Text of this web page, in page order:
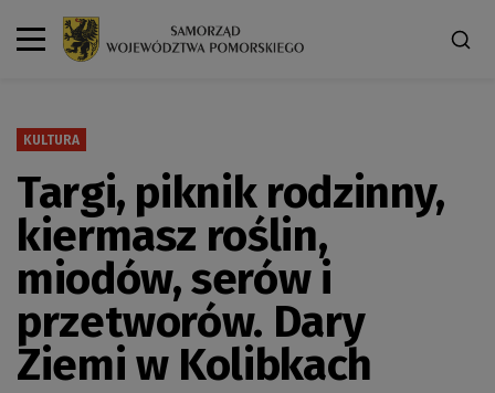
KULTURA
Targi, piknik rodzinny,
kiermasz roślin,
miodów, serów i
przetworów. Dary
Ziemi w Kolibkach